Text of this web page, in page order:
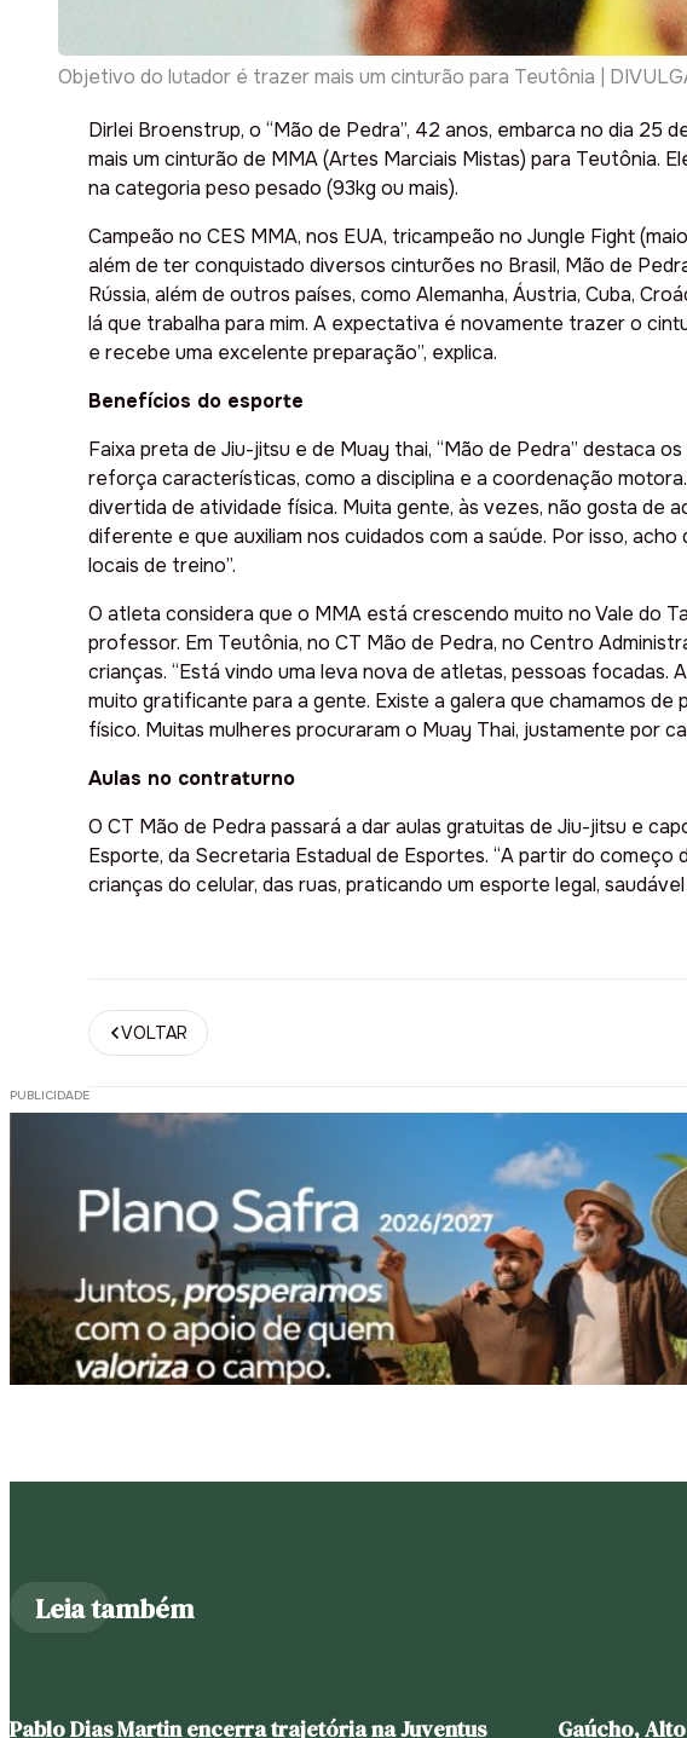
Objetivo do lutador é trazer mais um cinturão para Teutônia |
Dirlei Broenstrup, o “Mão de Pedra”, 42 anos, embarca no dia
mais um cinturão de MMA (Artes Marciais Mistas) para Teutônia.
na categoria peso pesado (93kg ou mais).
Campeão no CES MMA, nos EUA, tricampeão no Jungle Fight
além de ter conquistado diversos cinturões no Brasil, Mão de
Rússia, além de outros países, como Alemanha, Áustria, Cuba,
lá que trabalha para mim. A expectativa é novamente trazer o
e recebe uma excelente preparação”, explica.
Benefícios do esporte
Faixa preta de Jiu-jitsu e de Muay thai, “Mão de Pedra” destaca
reforça características, como a disciplina e a coordenação
divertida de atividade física. Muita gente, às vezes, não gosta de
diferente e que auxiliam nos cuidados com a saúde. Por isso,
locais de treino”.
O atleta considera que o MMA está crescendo muito no Vale do
professor. Em Teutônia, no CT Mão de Pedra, no Centro
crianças. “Está vindo uma leva nova de atletas, pessoas focadas.
muito gratificante para a gente. Existe a galera que chamamos
físico. Muitas mulheres procuraram o Muay Thai, justamente por
Aulas no contraturno
O CT Mão de Pedra passará a dar aulas gratuitas de Jiu-jitsu e
Esporte, da Secretaria Estadual de Esportes. “A partir do
crianças do celular, das ruas, praticando um esporte legal,
VOLTAR
PUBLICIDADE
Leia também
Pablo Dias Martin encerra trajetória na Juventus
Gaúcho,